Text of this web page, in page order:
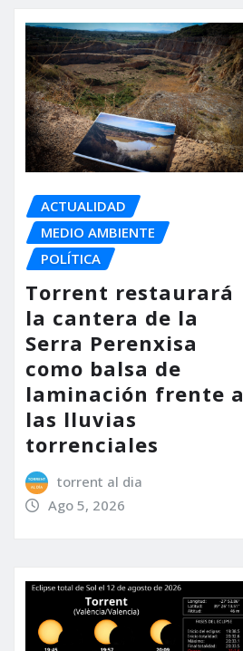
ACTUALIDAD
MEDIO AMBIENTE
POLÍTICA
Torrent restaurará
la cantera de la
Serra Perenxisa
como balsa de
laminación frente a
las lluvias
torrenciales
torrent al dia
Ago 5, 2026